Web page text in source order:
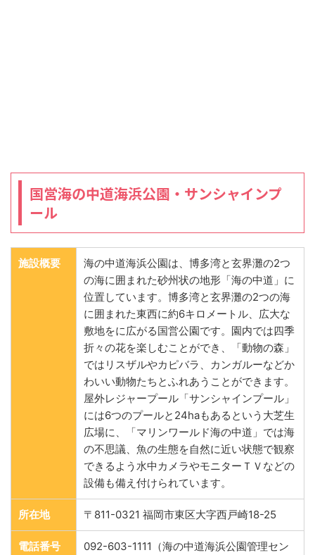
国営海の中道海浜公園・サンシャインプ
ール
施設概要
海の中道海浜公園は、博多湾と玄界灘の2つ
の海に囲まれた砂州状の地形「海の中道」に
位置しています。博多湾と玄界灘の2つの海
に囲まれた東西に約6キロメートル、広大な
敷地をに広がる国営公園です。園内では四季
折々の花を楽しむことができ、「動物の森」
ではリスザルやカピバラ、カンガルーなどか
わいい動物たちとふれあうことができます。
屋外レジャープール「サンシャインプール」
には6つのプールと24haもあるという大芝生
広場に、「マリンワールド海の中道」では海
の不思議、魚の生態を自然に近い状態で観察
できるよう水中カメラやモニターＴＶなどの
設備も備え付けられています。
所在地 〒811-0321 福岡市東区大字西戸崎18-25
電話番号
092-603-1111（海の中道海浜公園管理セン